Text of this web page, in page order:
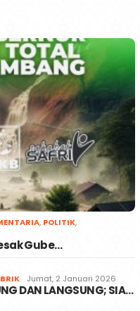
, POLITIK,
Gube…
Jumat, 2 Januari 2026
DAN LANGSUNG; SIA…